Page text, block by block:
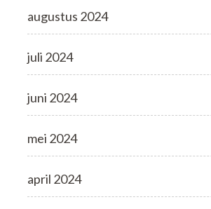
augustus 2024
juli 2024
juni 2024
mei 2024
april 2024